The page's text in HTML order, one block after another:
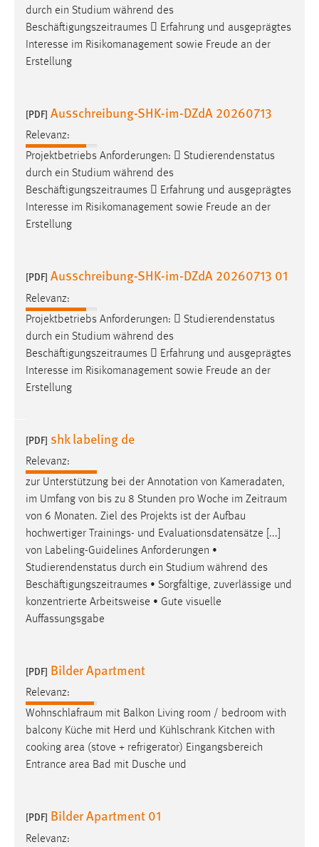
durch ein Studium während des
Beschäftigungszeitraumes  Erfahrung und ausgeprägtes
Interesse im Risikomanagement sowie Freude an der
Erstellung
[PDF] Ausschreibung-SHK-im-DZdA 20260713
Relevanz:
Projektbetriebs Anforderungen:  Studierendenstatus
durch ein Studium während des
Beschäftigungszeitraumes  Erfahrung und ausgeprägtes
Interesse im Risikomanagement sowie Freude an der
Erstellung
[PDF] Ausschreibung-SHK-im-DZdA 20260713 01
Relevanz:
Projektbetriebs Anforderungen:  Studierendenstatus
durch ein Studium während des
Beschäftigungszeitraumes  Erfahrung und ausgeprägtes
Interesse im Risikomanagement sowie Freude an der
Erstellung
[PDF] shk labeling de
Relevanz:
zur Unterstützung bei der Annotation von Kameradaten,
im Umfang von bis zu 8 Stunden pro Woche im Zeitraum
von 6 Monaten. Ziel des Projekts ist der Aufbau
hochwertiger Trainings- und Evaluationsdatensätze [...]
von Labeling-Guidelines Anforderungen •
Studierendenstatus durch ein Studium während des
Beschäftigungszeitraumes • Sorgfältige, zuverlässige und
konzentrierte Arbeitsweise • Gute visuelle
Auffassungsgabe
[PDF] Bilder Apartment
Relevanz:
Wohnschlafraum mit Balkon Living room / bedroom with
balcony Küche mit Herd und Kühlschrank Kitchen with
cooking area (stove + refrigerator) Eingangsbereich
Entrance area Bad mit Dusche und
[PDF] Bilder Apartment 01
Relevanz:
Zweck:
Für performante Seitenauslieferung wird in diesem Cookie
gespeichert, ob man eingeloggt ist.
Name:
Zweck:
Das Cookie speichert die gewählte Sprache der Website.
Cookie Laufzeit:
30 Tage
Name:
MibewSessionID, MIBEW_UserID, mibew_locale, mibew-
chat-frame-style-5e9dbeb1811c0446
Zweck:
Wird benötigt um die Chatfunktion nutzen zu können.
Cookie Laufzeit:
Login
Name:
fe_user, be_user, be_lastLoginProvider
Zweck:
Dieser Cookie ist notwendig um sich an der Website
einloggen zu können.
Cookie Laufzeit:
24 Stunden
STATISTIK
Statistik Cookies erfassen Informationen anonym.
Diese Informationen helfen uns zu verstehen, wie
unsere Besucher unsere Website nutzen.
Matomo